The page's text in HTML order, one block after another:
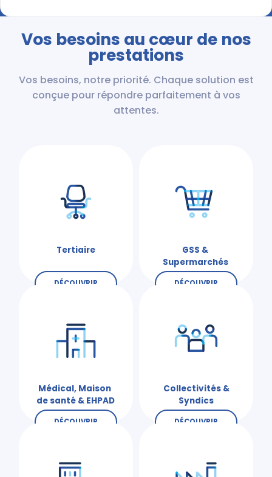
Vos besoins au cœur de nos
prestations
Vos besoins, notre priorité. Chaque solution est
conçue pour répondre parfaitement à vos
attentes.
Tertiaire
DÉCOUVRIR
GSS &
Supermarchés
DÉCOUVRIR
Médical, Maison
de santé & EHPAD
DÉCOUVRIR
Collectivités &
Syndics
DÉCOUVRIR